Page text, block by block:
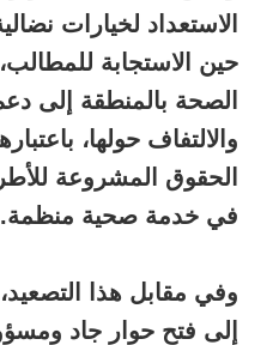
الاستعداد لخيارات
حين الاستجابة
الصحة بالمنطقة إلى
والالتفاف حولها،
الحقوق المشروعة
في خدمة صحية منظمة.
وفي مقابل هذا
إلى فتح حوار جاد